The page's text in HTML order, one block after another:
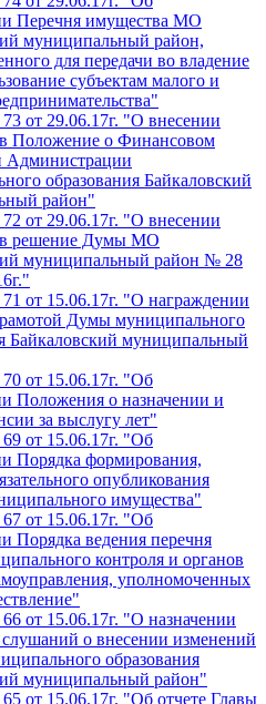
Перечня имущества МО
муниципальный район,
для передачи во владение
субъектам малого и
от 29.06.17г. "О внесении
Положение о Финансовом
Администрации
образования Байкаловский
район"
от 29.06.17г. "О внесении
в решение Думы МО
муниципальный район № 28
от 15.06.17г. "О награждении
Думы муниципального
Байкаловский муниципальный
от 15.06.17г. "Об
Положения о назначении и
за выслугу лет"
от 15.06.17г. "Об
Порядка формирования,
опубликования
имущества"
от 15.06.17г. "Об
Порядка ведения перечня
контроля и органов
уполномоченных
от 15.06.17г. "О назначении
о внесении изменений
образования
муниципальный район"
от 15.06.17г. "Об отчете Главы